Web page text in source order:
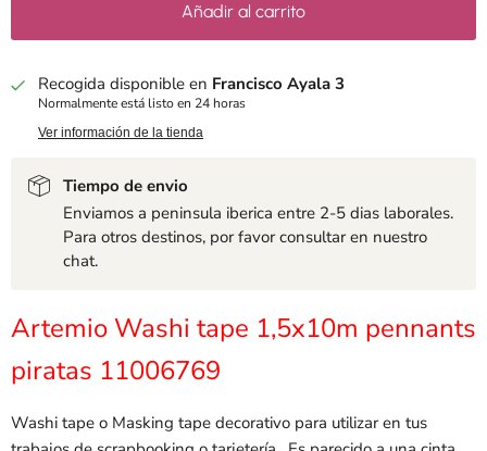
Añadir al carrito
Recogida disponible en Francisco Ayala 3
Normalmente está listo en 24 horas
Ver información de la tienda
Tiempo de envio
Enviamos a peninsula iberica entre 2-5 dias laborales.
Para otros destinos, por favor consultar en nuestro
chat.
Artemio Washi tape 1,5x10m pennants
piratas 11006769
Washi tape o Masking tape decorativo para utilizar en tus